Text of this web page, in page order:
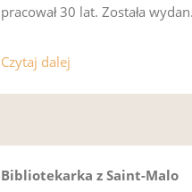
pracował 30 lat. Została
Czytaj dalej
Bibliotekarka z Saint-Malo